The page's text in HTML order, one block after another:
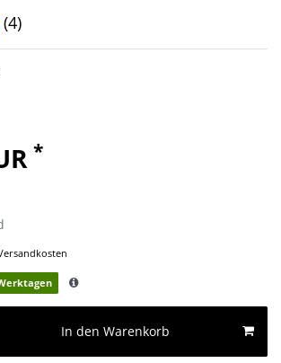
(4)
*
In den Warenkorb